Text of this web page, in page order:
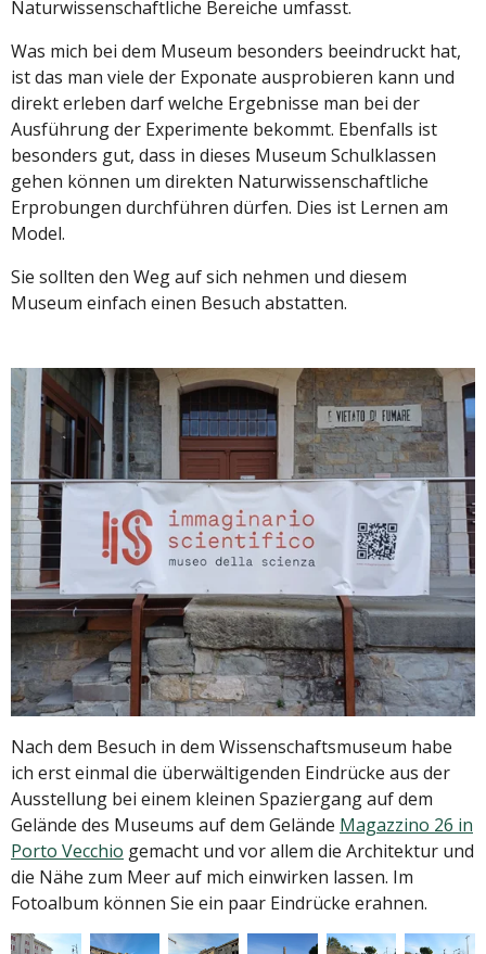
Naturwissenschaftliche Bereiche umfasst.
Was mich bei dem Museum besonders beeindruckt hat,
ist das man viele der Exponate ausprobieren kann und
direkt erleben darf welche Ergebnisse man bei der
Ausführung der Experimente bekommt. Ebenfalls ist
besonders gut, dass in dieses Museum Schulklassen
gehen können um direkten Naturwissenschaftliche
Erprobungen durchführen dürfen. Dies ist Lernen am
Model.
Sie sollten den Weg auf sich nehmen und diesem
Museum einfach einen Besuch abstatten.
Nach dem Besuch in dem Wissenschaftsmuseum habe
ich erst einmal die überwältigenden Eindrücke aus der
Ausstellung bei einem kleinen Spaziergang auf dem
Gelände des Museums auf dem Gelände Magazzino 26 in
Porto Vecchio gemacht und vor allem die Architektur und
die Nähe zum Meer auf mich einwirken lassen. Im
Fotoalbum können Sie ein paar Eindrücke erahnen.